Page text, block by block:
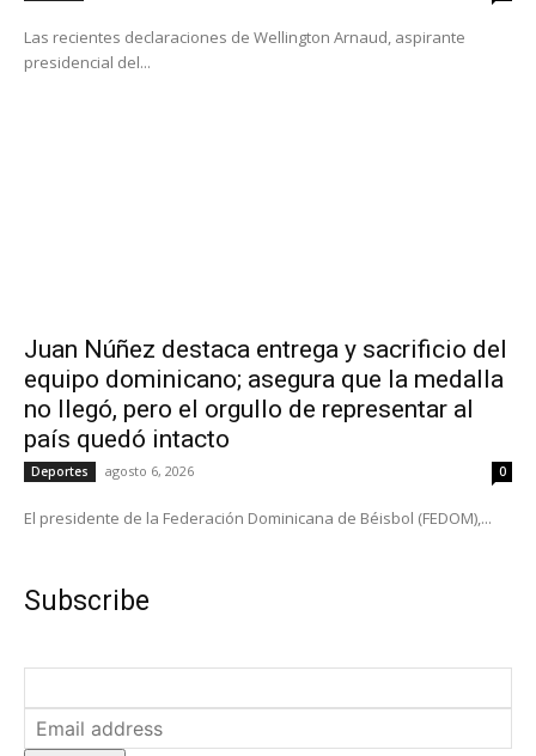
Las recientes declaraciones de Wellington Arnaud, aspirante
presidencial del...
Juan Núñez destaca entrega y sacrificio del
equipo dominicano; asegura que la medalla
no llegó, pero el orgullo de representar al
país quedó intacto
Deportes agosto 6, 2026 0
El presidente de la Federación Dominicana de Béisbol (FEDOM),...
Subscribe